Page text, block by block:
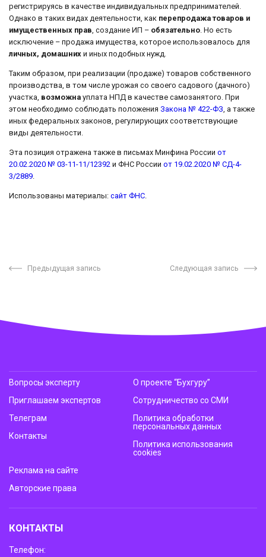
регистрируясь в качестве индивидуальных предпринимателей.
Однако в таких видах деятельности, как перепродажа товаров и
имущественных прав, создание ИП – обязательно. Но есть
исключение – продажа имущества, которое использовалось для
личных, домашних и иных подобных нужд.
Таким образом, при реализации (продаже) товаров собственного
производства, в том числе урожая со своего садового (дачного)
участка, возможна уплата НПД в качестве самозанятого. При
этом необходимо соблюдать положения Закона № 422-ФЗ, а также
иных федеральных законов, регулирующих соответствующие
виды деятельности.
Эта позиция отражена также в письмах Минфина России от
20.02.2020 № 03-11-11/12392 и ФНС России от 19.02.2020 № СД-4-
3/2889.
Использованы материалы: сайт ФНС
Предыдущая запись Следующая запись
Вопросы эксперту
Приглашаем экспертов
Телеграм
Контакты
О проекте “Бухгуру”
Сотрудничество со СМИ
Политика обработки
персональных данных
Политика использования
cookies
Реклама на сайте
Авторские права
КОНТАКТЫ
Телефон: